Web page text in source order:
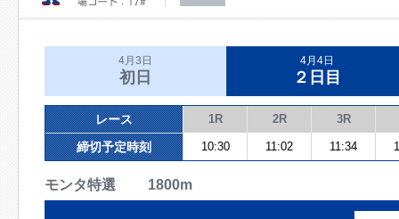
4月3日
初日
4月4日
２日目
レース 1R 2R 3R
締切予定時刻 10:30 11:02 11:34
モンタ特選 1800m